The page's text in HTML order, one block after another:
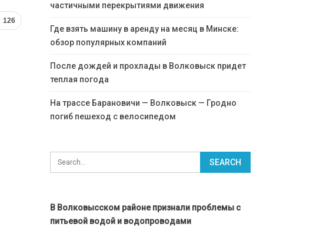
126
частичными перекрытиями движения
Где взять машину в аренду на месяц в Минске:
обзор популярных компаний
После дождей и прохлады в Волковыск придет
теплая погода
На трассе Барановичи — Волковыск — Гродно
погиб пешеход с велосипедом
В Волковысском районе признали проблемы с
питьевой водой и водопроводами